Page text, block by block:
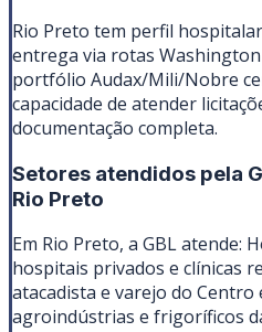
Rio Preto tem perfil
entrega via rotas
portfólio Audax/Mili/Nobre
capacidade de atender
documentação completa.
Setores atendidos pela
Rio Preto
Em Rio Preto, a GBL atende:
hospitais privados e clínicas
atacadista e varejo do Centro
agroindústrias e frigoríficos